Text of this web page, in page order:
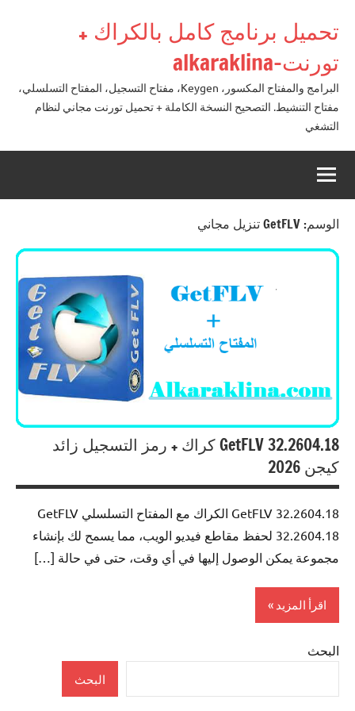
تحميل برنامج كامل بالكراك +
تورنت-alkaraklina
البرامج والمفتاح المكسور، Keygen، مفتاح التسجيل، المفتاح التسلسلي،
مفتاح التنشيط. التصحيح النسخة الكاملة + تحميل تورنت مجاني لنظام
التشغي
الوسم: GetFLV تنزيل مجاني
GetFLV 32.2604.18 كراك + رمز التسجيل زائد
کیجن 2026
GetFLV 32.2604.18 الكراك مع المفتاح التسلسلي GetFLV
32.2604.18 لحفظ مقاطع فيديو الويب، مما يسمح لك بإنشاء
مجموعة يمكن الوصول إليها في أي وقت، حتى في حالة […]
اقرأ المزيد
Internet
البحث
البحث